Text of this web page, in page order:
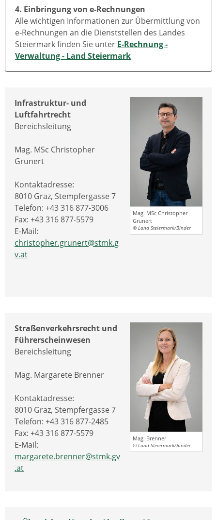
4. Einbringung von e-Rechnungen
Alle wichtigen Informationen zur Übermittlung von
e-Rechnungen an die Dienststellen des Landes
Steiermark finden Sie unter E-Rechnung -
Verwaltung - Land Steiermark
Mag. MSc Christopher
Grunert
© Land Steiermark/Binder
Infrastruktur- und
Luftfahrtrecht
Bereichsleitung
Mag. MSc Christopher
Grunert
Kontaktadresse:
8010 Graz, Stempfergasse 7
Telefon: +43 316 877-3006
Fax: +43 316 877-5579
E-Mail:
christopher.grunert@stmk.g
v.at
Mag. Brenner
© Land Steiermark/Binder
Straßenverkehrsrecht und
Führerscheinwesen
Bereichsleitung
Mag. Margarete Brenner
Kontaktadresse:
8010 Graz, Stempfergasse 7
Telefon: +43 316 877-2485
Fax: +43 316 877-5579
E-Mail:
margarete.brenner@stmk.gv
.at